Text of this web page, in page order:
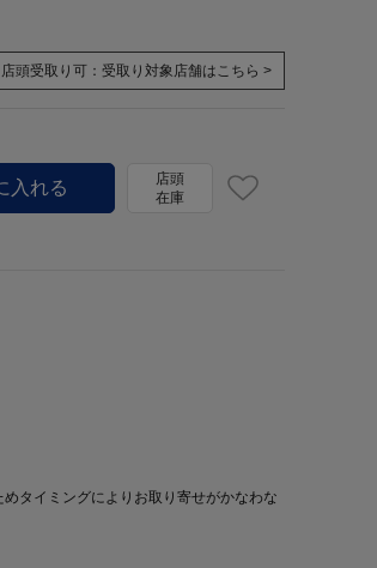
店頭受取り可： 受取り対象店舗はこちら >
店頭
在庫
タイミングによりお取り寄せがかなわな